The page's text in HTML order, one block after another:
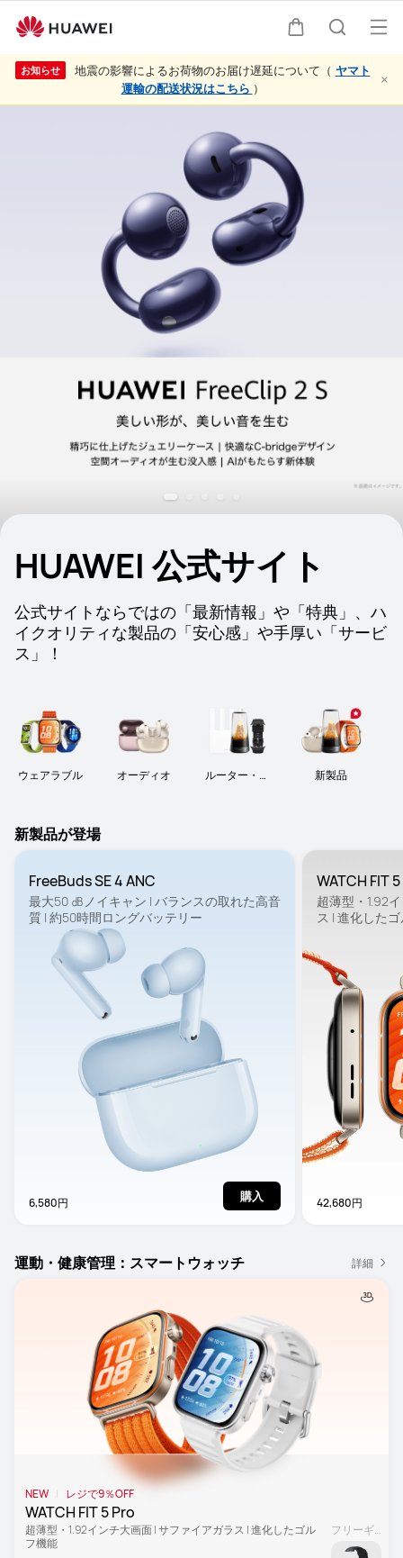
カート検索
オ
お知らせ 地震の影響によるお荷物のお届け遅延について（ ヤマト
運輸の配送状況はこちら ） ×
HUAWEI 公式サイト
公式サイトならではの「最新情報」や「特典」、ハ
イクオリティな製品の「安心感」や手厚い「サービ
ス」！
ウェアラブル オーディオ
ルーター・周
新製品
新製品が登場
FreeBuds SE 4 ANC
最大50 ㏈ノイキャン | バランスの取れた高音
質 | 約50時間ロングバッテリー
6,580円 購入
WATCH FIT
超薄型・1.92
ス | 進化した
42,680円
運動・健康管理：スマートウォッチ 詳細
NEW レジで9％OFF
WATCH FIT 5 Pro
超薄型・1.92インチ大画面 | サファイアガラス | 進化したゴル
フ機能
フリーギフト